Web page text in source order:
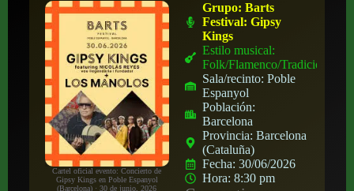
Cartel oficial evento: Concierto de
Gipsy Kings en Poble Espanyol
(Barcelona) · 30 de junio, 2026
Grupo:Barts
Festival: Gipsy
Kings
Estilo musical:
Folk/Flamenco/Tradicional
Sala/recinto:Poble
Espanyol
Población:
Barcelona
Provincia:Barcelona
(Cataluña)
Fecha:30/06/2026
Hora:8:30 pm